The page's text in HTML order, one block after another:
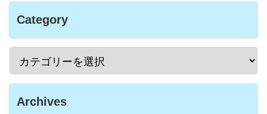
Category
Archives